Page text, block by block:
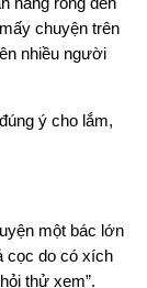
chuyện trên
nhiều người
ý cho lắm,
một bác lớn
cọc do có xích
thử xem”.